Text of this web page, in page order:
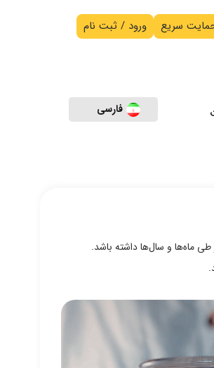
سریع ورود / ثبت نام
فارسی
ماه‌ها و سال‌ها داشته باشد.